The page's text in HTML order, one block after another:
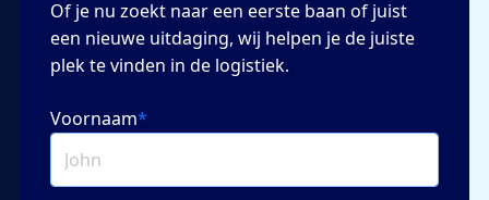
Of je nu zoekt naar een eerste baan of juist
een nieuwe uitdaging, wij helpen je de juiste
plek te vinden in de logistiek.
Voornaam*